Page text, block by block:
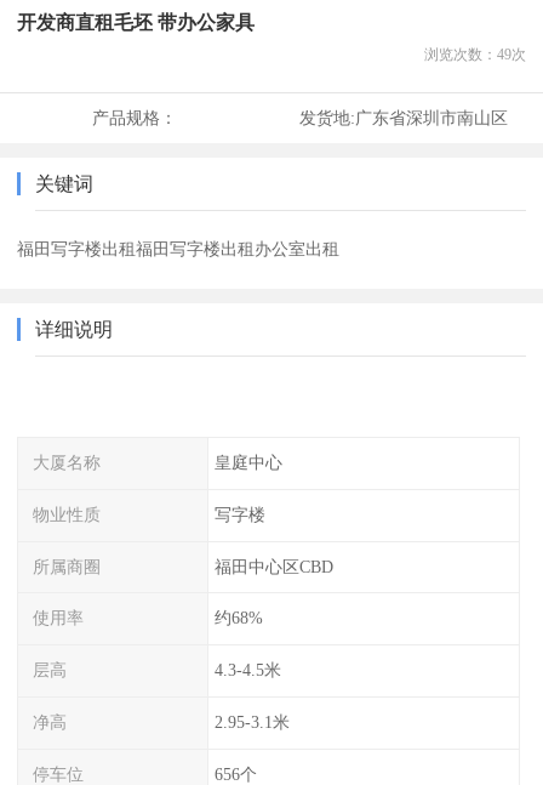
开发商直租毛坯 带办公家具
浏览次数： 49次
产品规格： 发货地:广东省深圳市南山区
关键词
福田写字楼出租福田写字楼出租办公室出租
详细说明
大厦名称 皇庭中心
物业性质 写字楼
所属商圈 福田中心区CBD
使用率 约68%
层高 4.3-4.5米
净高 2.95-3.1米
停车位 656个